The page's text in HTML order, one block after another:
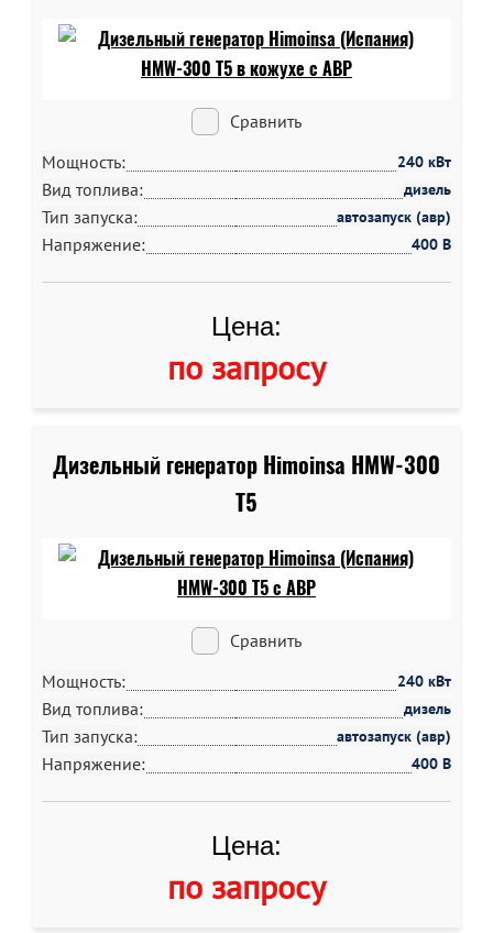
Сравнить
Мощность:
240 кВт
Вид топлива: дизель
Тип запуска: автозапуск (авр)
Напряжение: 400 В
Цена:
по запросу
Дизельный генератор Himoinsa HMW-300
T5
Сравнить
Мощность:
240 кВт
Вид топлива: дизель
Тип запуска: автозапуск (авр)
Напряжение: 400 В
Цена:
по запросу